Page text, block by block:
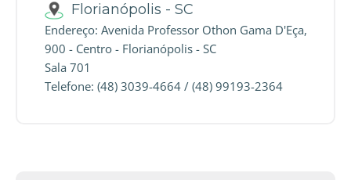
Florianópolis - SC
Endereço: Avenida Professor Othon Gama D'Eça,
900 - Centro - Florianópolis - SC
Sala 701
Telefone: (48) 3039-4664 / (48) 99193-2364